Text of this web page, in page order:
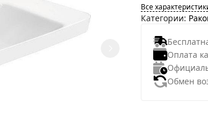
Все
Категории:
Оплата
Обмен